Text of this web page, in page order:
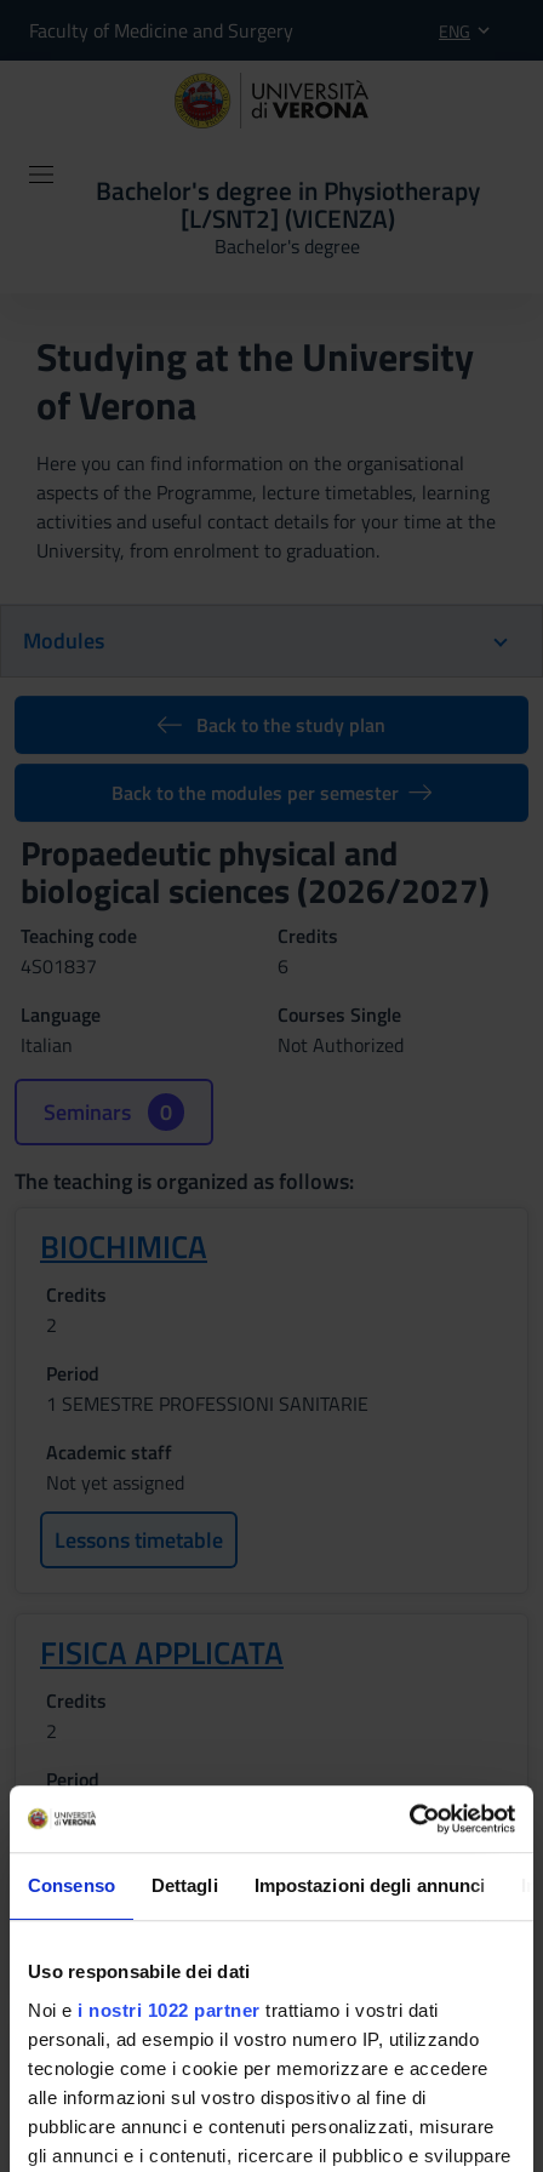
Consenso Dettagli Impostazioni degli annunci
Uso responsabile dei dati
Noi e i nostri 1022 partner trattiamo i vostri dati
personali, ad esempio il vostro numero IP, utilizzando
tecnologie come i cookie per memorizzare e accedere
alle informazioni sul vostro dispositivo al fine di
pubblicare annunci e contenuti personalizzati, misurare
gli annunci e i contenuti, ricercare il pubblico e sviluppare
Faculty of Medicine and Surgery ENG
Bachelor's degree in Physiotherapy
[L/SNT2] (VICENZA)
Bachelor's degree
Studying at the University
of Verona
Here you can find information on the organisational
aspects of the Programme, lecture timetables, learning
activities and useful contact details for your time at the
University, from enrolment to graduation.
Modules
Back to the study plan
Back to the modules per semester
Propaedeutic physical and
biological sciences (2026/2027)
Teaching code
4S01837
Credits
6
Language
Italian
Courses Single
Not Authorized
Seminars 0
The teaching is organized as follows:
BIOCHIMICA
Credits
2
Period
1 SEMESTRE PROFESSIONI SANITARIE
Academic staff
Not yet assigned
Lessons timetable
FISICA APPLICATA
Credits
2
Period
1 SEMESTRE PROFESSIONI SANITARIE
Academic staff
Not yet assigned
BIOLOGIA APPLICATA
Credits
2